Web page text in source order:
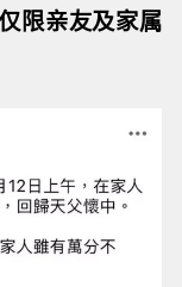
限亲友及家属